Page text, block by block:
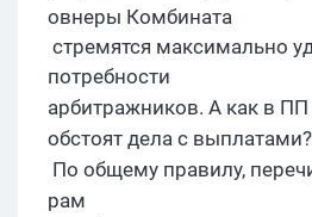
овнеры Комбината
стремятся максимально
потребности
арбитражников. А как в ПП
обстоят дела с выплатами?
По общему правилу,
рам